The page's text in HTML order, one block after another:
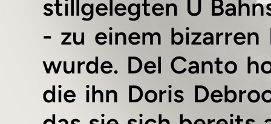
stillgelegten U
- zu einem
wurde. Del Canto
die ihn Doris